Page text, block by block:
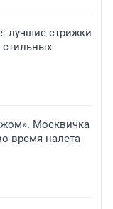
лучшие стрижки
Москвичка
время налета